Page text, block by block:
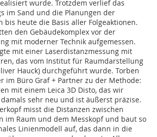
wurde. Trotzdem verlief das
im Sand und die Planungen der
bis heute die Basis aller Folgeaktionen.
den Gebäudekomplex vor der
mit moderner Technik aufgemessen.
mit einer Laserdistanzmessung mit
das vom Institut für Raumdarstellung
Hauck) durchgeführt wurde. Torben
im Büro Graf + Partner zu der Methode:
mit einem Leica 3D Disto, das wir
sehr neu und ist äußerst präzise.
misst die Distanzen zwischen
im Raum und dem Messkopf und baut so
Linienmodell auf, das dann in die